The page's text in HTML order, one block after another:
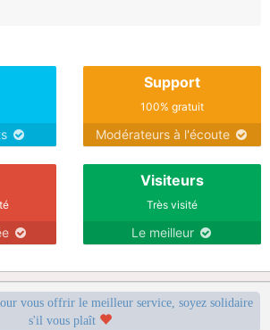
Support
100% gratuit
Modérateurs à l'écoute
Visiteurs
Très visité
Le meilleur
vous offrir le meilleur service, soyez solidaire
s'il vous plaît